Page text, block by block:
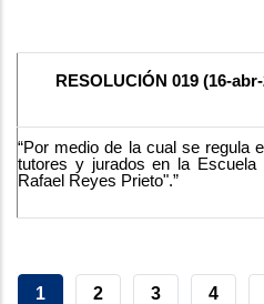
RESOLUCIÓN 019 (16-
“Por medio de la cual se regula
tutores y jurados en la Escuela
Rafael Reyes Prieto".”
CURRENT
1 PAGE
2 PAGE
3 PAGE
4